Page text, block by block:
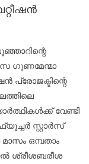
ഗുണമേന്മാ
പ്രോജക്ടിന്റെ
വേണ്ടി
സ്റ്റാർസ്
ഒമ്പതാം
ശ്രീശബരീശ